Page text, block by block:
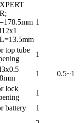
1
top tube
1
1 0.5~1
lock
1
battery
1